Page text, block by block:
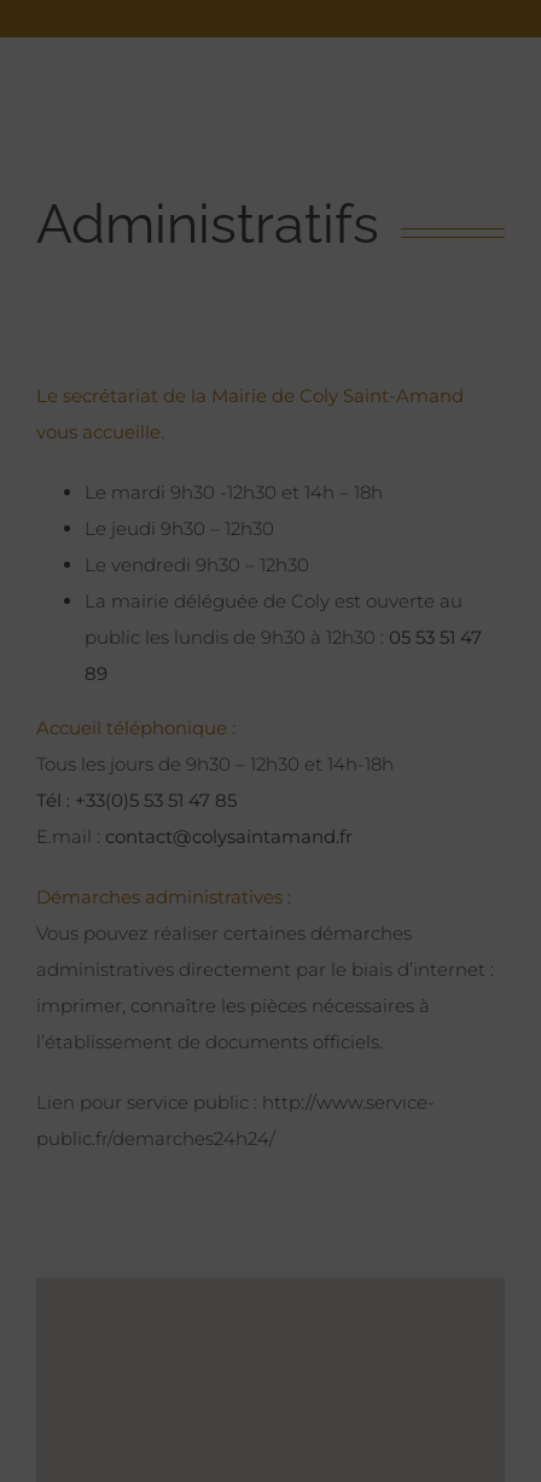
Administratifs
Le secrétariat de la Mairie de Coly Saint-Amand
vous accueille.
Le mardi 9h30 -12h30 et 14h – 18h
Le jeudi 9h30 – 12h30
Le vendredi 9h30 – 12h30
La mairie déléguée de Coly est ouverte au
public les lundis de 9h30 à 12h30 : 05 53 51 47
89
Accueil téléphonique :
Tous les jours de 9h30 – 12h30 et 14h-18h
Tél : +33(0)5 53 51 47 85
E.mail : contact@colysaintamand.fr
Démarches administratives :
Vous pouvez réaliser certaines démarches
administratives directement par le biais d’internet :
imprimer, connaître les pièces nécessaires à
l’établissement de documents officiels.
Lien pour service public : http://www.service-
public.fr/demarches24h24/